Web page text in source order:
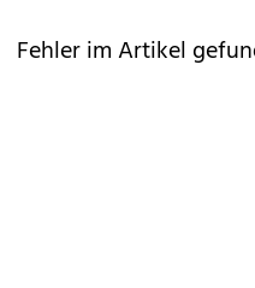
Fehler im Artikel